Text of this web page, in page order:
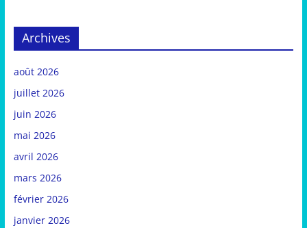
Archives
août 2026
juillet 2026
juin 2026
mai 2026
avril 2026
mars 2026
février 2026
janvier 2026